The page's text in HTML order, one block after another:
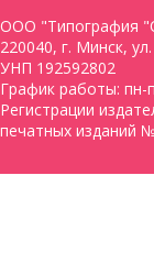
ООО "Типография
220040, г. Минск,
УНП 192592802
График работы: пн-
Регистрации
печатных изданий